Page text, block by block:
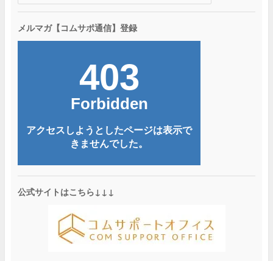
メルマガ【コムサポ通信】登録
公式サイトはこちら↓↓↓